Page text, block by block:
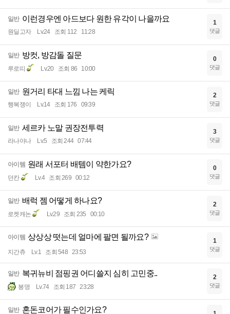
일반 이런경우엔 아드보다 원한 유각이 나을까요
원딜고자 Lv.24 조회 112 11:28
1
댓글
일반 방컷, 방감돌 질문
루로띠 Lv.20 조회 86 10:00
0
댓글
일반 원거리 타대 느낌 나는 케릭
행복쟁이 Lv.14 조회 176 09:39
2
댓글
일반 세르카 노말 권장전투력
라나야나 Lv.5 조회 244 07:44
3
댓글
아이템 원래 서포터 배템이 약한가요?
던칸 Lv.4 조회 269 00:12
0
댓글
일반 배럭 젬 어떻게 하나요?
로켓캐논 Lv.29 조회 235 00:10
2
댓글
아이템 상상상 떳는데 얼마에 팔면 될까요?
지간츄 Lv.1 조회 548 23:53
1
댓글
일반 복귀뉴비 점핑권 어디쓸지 심히 고민중..
봉명 Lv.74 조회 187 23:28
2
댓글
일반 혼돈코어가 필수인가요?